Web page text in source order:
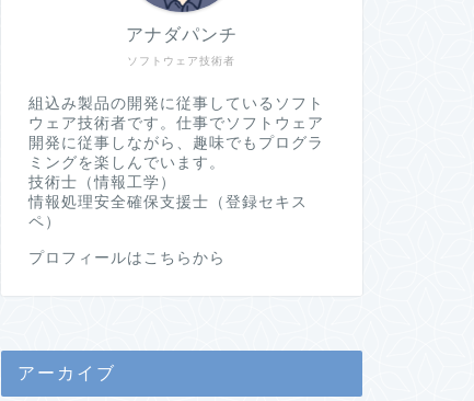
ソフトウェア技術者
アナダパンチ
組込み製品の開発に従事しているソフト
ウェア技術者です。仕事でソフトウェア
開発に従事しながら、趣味でもプログラ
ミングを楽しんでいます。
技術士（情報工学）
情報処理安全確保支援士（登録セキス
ペ）
プロフィールはこちらから
アーカイブ